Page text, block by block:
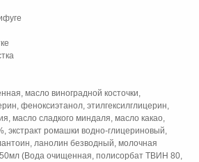
чистка
масло виноградной косточки,
феноксиэтанол, этилгексилглицерин,
масло сладкого миндаля, масло какао,
экстракт ромашки водно-глицериновый,
ланолин безводный, молочная
(Вода очищенная, полисорбат ТВИН 80,